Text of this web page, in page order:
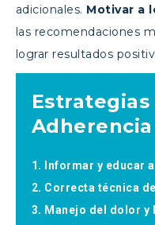
adicionales. Motivar a
las recomendaciones
lograr resultados
Adherencia
1. Informar y educar
2. Correcta técnica
3. Manejo del dolor y